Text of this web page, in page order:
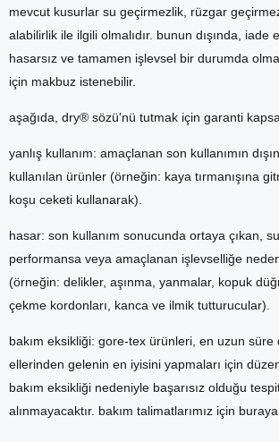
mevcut kusurlar su geçirmezlik, rüzgar
alabilirlik ile ilgili olmalıdır. bunun dışında, iade
hasarsız ve tamamen işlevsel bir durumda
için makbuz istenebilir.
aşağıda, dry® sözü'nü tutmak için garanti
yanlış kullanım: amaçlanan son kullanımın
kullanılan ürünler (örneğin: kaya tırmanışına
koşu ceketi kullanarak).
hasar: son kullanım sonucunda ortaya çıkan,
performansa veya amaçlanan işlevselliğe
(örneğin: delikler, aşınma, yanmalar, kopuk
çekme kordonları, kanca ve ilmik tutturucular).
bakım eksikliği: gore-tex ürünleri, en uzun süre
ellerinden gelenin en iyisini yapmaları için
bakım eksikliği nedeniyle başarısız olduğu
alınmayacaktır. bakım talimatlarımız için buraya